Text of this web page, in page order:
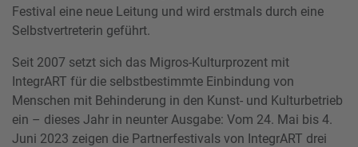
Festival eine neue Leitung und wird erstmals durch eine
Selbstvertreterin geführt.
Seit 2007 setzt sich das Migros-Kulturprozent mit
IntegrART für die selbstbestimmte Einbindung von
Menschen mit Behinderung in den Kunst- und Kulturbetrieb
ein – dieses Jahr in neunter Ausgabe: Vom 24. Mai bis 4.
Juni 2023 zeigen die Partnerfestivals von IntegrART drei